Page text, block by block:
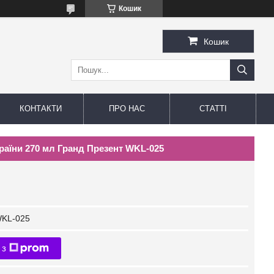
Кошик
Кошик
КОНТАКТИ ПРО НАС СТАТТІ
270 мл Гранд Презент WKL-025
025